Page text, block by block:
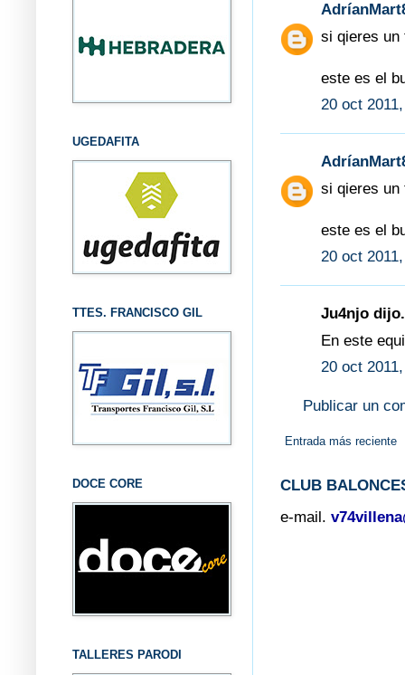
si qieres un
este es el
20 oct
si qieres un
este es el
20 oct
Ju4njo
En este
20 oct
Publicar un
Entrada más reciente
CLUB
e-mail.
UGEDAFITA
TTES. FRANCISCO GIL
DOCE CORE
TALLERES PARODI